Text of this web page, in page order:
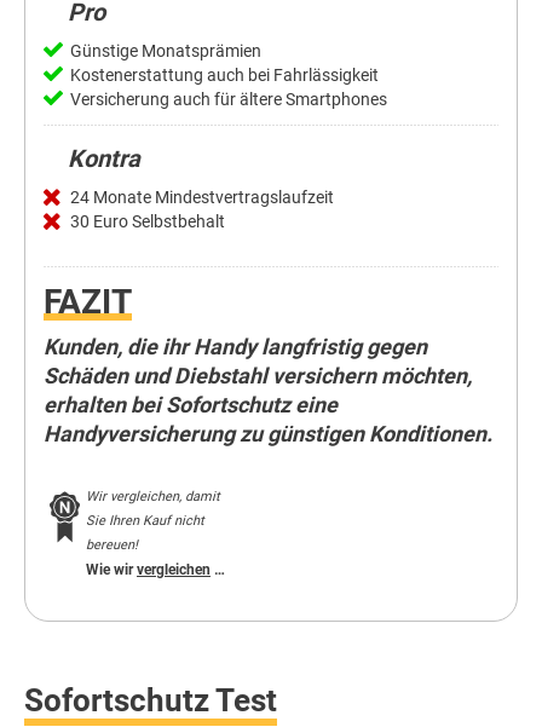
Pro
Günstige Monatsprämien
Kostenerstattung auch bei Fahrlässigkeit
Versicherung auch für ältere Smartphones
Kontra
24 Monate Mindestvertragslaufzeit
30 Euro Selbstbehalt
FAZIT
Kunden, die ihr Handy langfristig gegen
Schäden und Diebstahl versichern möchten,
erhalten bei Sofortschutz eine
Handyversicherung zu günstigen Konditionen.
Wir vergleichen, damit
Sie Ihren Kauf nicht
bereuen!
Wie wirvergleichen …
Sofortschutz Test